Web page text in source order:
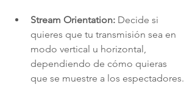
Stream Orientation: Decide si
quieres que tu transmisión sea en
modo vertical u horizontal,
dependiendo de cómo quieras
que se muestre a los espectadores.